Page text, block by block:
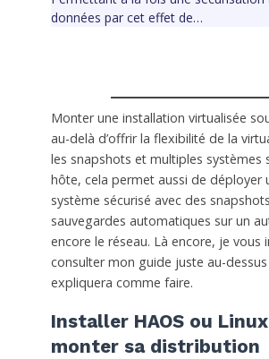
données par cet effet de…
Monter une installation virtualisée
au-delà d’offrir la flexibilité de la
les snapshots et multiples systèmes
hôte, cela permet aussi de déployer
système sécurisé avec des
sauvegardes automatiques sur un
encore le réseau. Là encore, je vous
consulter mon guide juste au-
expliquera comme faire.
Installer HAOS ou
monter sa distribution